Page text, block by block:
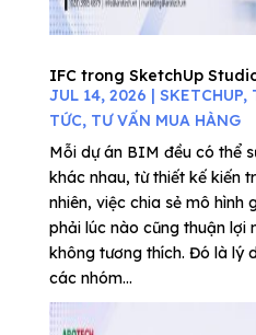
IFC trong SketchUp
JUL 14, 2026 | SKETCHUP,
TỨC, TƯ VẤN MUA HÀNG
Mỗi dự án BIM đều có thể
khác nhau, từ thiết kế kiến
nhiên, việc chia sẻ mô hình
phải lúc nào cũng thuận lợi
không tương thích. Đó là lý
các nhóm...